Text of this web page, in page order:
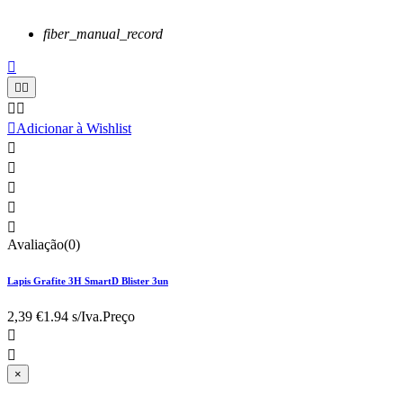
fiber_manual_record

 
 
Adicionar à Wishlist





Avaliação(0)
Lapis Grafite 3H SmartD Blister 3un
2,39 €1.94 s/Iva.Preço


×